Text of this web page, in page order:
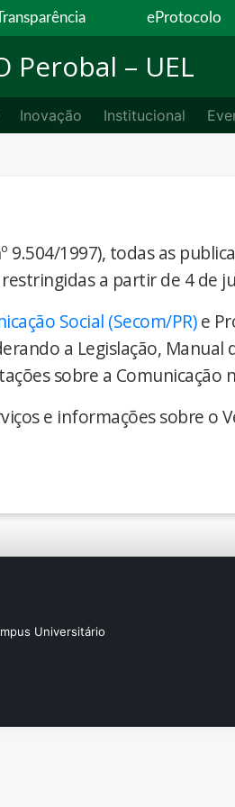
eProtocolo
Perobal – UEL
Inovação Institucional
1997), todas as
a partir de 4 de
Social (Secom/PR)e
a Legislação, Manual
sobre a Comunicação
e informações sobre o
Universitário